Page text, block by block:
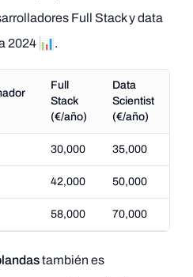
Full Stack y data
2024 📊.
Full
Stack
(€/año)
Data
Scientist
(€/año)
30,000 35,000
42,000 50,000
58,000 70,000
también es